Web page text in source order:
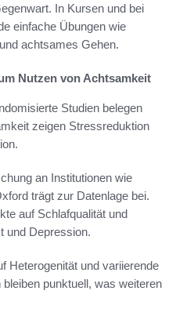
In Kursen und bei
einfache Übungen wie
achtsames Gehen.
Nutzen von Achtsamkeit
Studien belegen
zeigen Stressreduktion
an Institutionen wie
trägt zur Datenlage bei.
auf Schlafqualität und
und Depression.
Heterogenität und variierende
punktuell, was weiteren